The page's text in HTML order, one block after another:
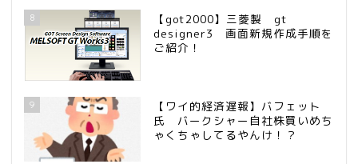
8
【got2000】三菱製 gt
designer3 画面新規作成手順を
ご紹介！
9
【ワイ的経済遅報】バフェット
氏 バークシャー自社株買いめち
ゃくちゃしてるやんけ！？